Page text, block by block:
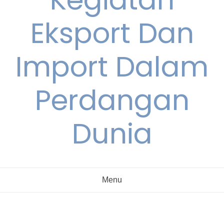
Eksport Dan
Import Dalam
Perdangan
Dunia
Menu